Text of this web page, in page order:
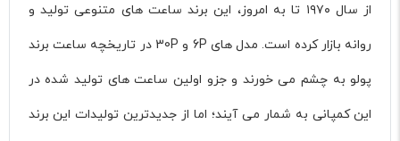
از سال ۱۹۷۰ تا به امروز، این برند ساعت های متنوعی تولید و
روانه بازار کرده است. مدل های 6P و 30P در تاریخچه ساعت برند
پولو به چشم می خورند و جزو اولین ساعت های تولید شده در
این کمپانی به شمار می آیند؛ اما از جدیدترین تولیدات این برند